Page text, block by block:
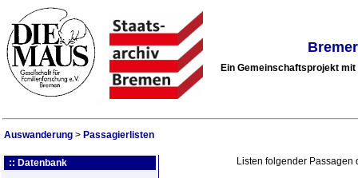
Ein Gemeinschaftsprojekt
Auswanderung > Passagierlisten
:: Datenbank Listen folgender Passagen